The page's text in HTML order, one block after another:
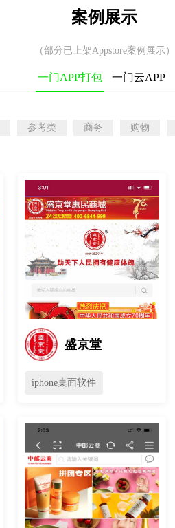
案例展示
（部分已上架Appstore案例展示）
一门APP打包 一门云APP
参考类 商务 购物
盛京堂
iphone桌面软件